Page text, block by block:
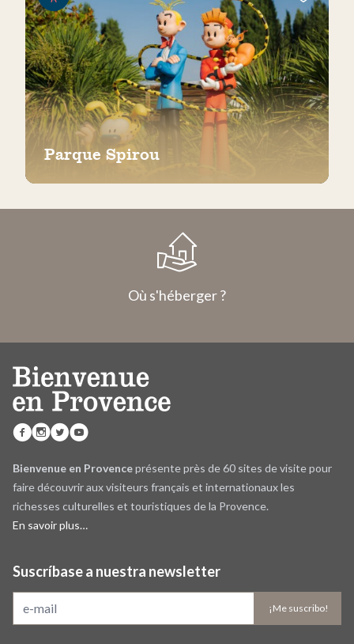
Parque Spirou
Où s'héberger ?
Bienvenue en Provenceprésente près de 60 sites de visite pour
faire découvrir aux visiteurs français et internationaux les
richesses culturelles et touristiques de la Provence.
En savoir plus…
Suscríbase a nuestra newsletter